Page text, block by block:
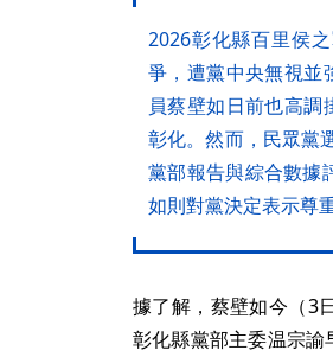
2026彰化縣百里侯
爭，遭黨中央無視並
員蔡壁如日前也高
彰化。然而，民眾黨
黨部報告與綜合數據
如則對黨決定表示尊
據了解，蔡壁如今（3
彰化縣黨部主委温宗